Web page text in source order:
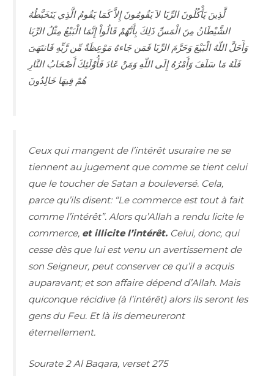
لَّذِينَ يَأْكُلُونَ الرِّبَا لاَ يَقُومُونَ إِلاَّ كَمَا يَقُومُ الَّذِي يَتَخَبَّطُهُ
الشَّيْطَانُ مِنَ الْمَسِّ ذَلِكَ بِأَنَّهُمْ قَالُواْ إِنَّمَا الْبَيْعُ مِثْلُ الرِّبَا
وَأَحَلَّ اللّهُ الْبَيْعَ وَحَرَّمَ الرِّبَا فَمَن جَاءهُ مَوْعِظَةٌ مِّن رَّبِّهِ فَانتَهَىَ
فَلَهُ مَا سَلَفَ وَأَمْرُهُ إِلَى اللّهِ وَمَنْ عَادَ فَأُوْلَئِكَ أَصْحَابُ النَّارِ
هُمْ فِيهَا خَالِدُونَ
Ceux qui mangent de l’intérêt usuraire ne se
tiennent au jugement que comme se tient celui
que le toucher de Satan a bouleversé. Cela,
parce qu’ils disent: “Le commerce est tout à fait
comme l’intérêt”. Alors qu’Allah a rendu licite le
commerce, et illicite l’intérêt. Celui, donc, qui
cesse dès que lui est venu un avertissement de
son Seigneur, peut conserver ce qu’il a acquis
auparavant; et son affaire dépend d’Allah. Mais
quiconque récidive (à l’intérêt) alors ils seront les
gens du Feu. Et là ils demeureront
éternellement.
Sourate 2 Al Baqara, verset 275